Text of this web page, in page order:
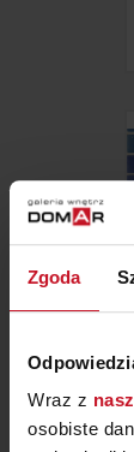
Zgoda
Wraz z
osobiste